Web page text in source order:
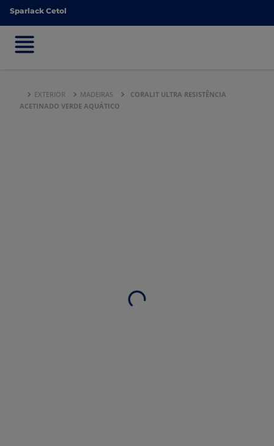
Sparlack Cetol
Sparlack Cetol
EXTERIOR MADEIRAS
CORALIT ULTRA RESISTÊNCIA
ACETINADO VERDE AQUÁTICO